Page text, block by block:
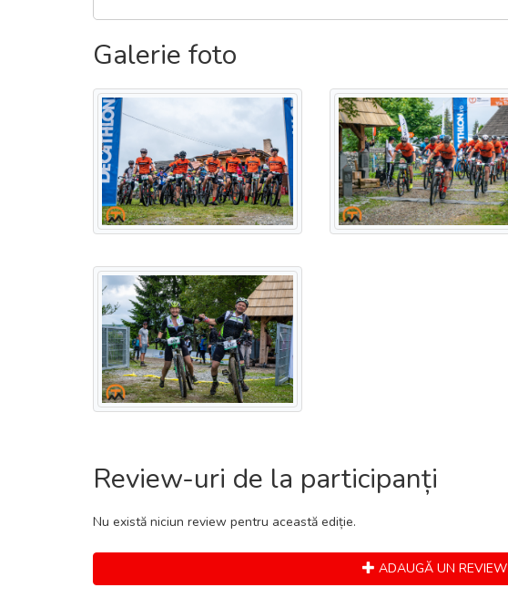
Galerie foto
Review-uri de la participanți
Nu există niciun review pentru această ediție.
ADAUGĂ UN REVIEW